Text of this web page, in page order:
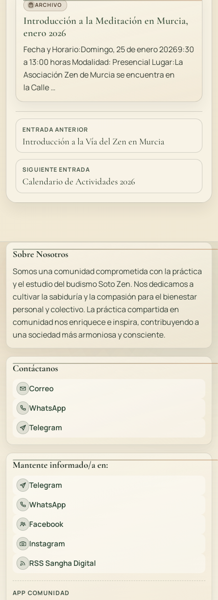
ARCHIVO
Introducción a la Meditación en Murcia,
enero 2026
Fecha y Horario:Domingo, 25 de enero 20269:30
a 13:00 horas Modalidad: Presencial Lugar:La
Asociación Zen de Murcia se encuentra en
la Calle …
ENTRADA ANTERIOR
Introducción a la Vía del Zen en Murcia
SIGUIENTE ENTRADA
Calendario de Actividades 2026
Sobre Nosotros
Somos una comunidad comprometida con la práctica
y el estudio del budismo Soto Zen. Nos dedicamos a
cultivar la sabiduría y la compasión para el bienestar
personal y colectivo. La práctica compartida en
comunidad nos enriquece e inspira, contribuyendo a
una sociedad más armoniosa y consciente.
Contáctanos
Correo
WhatsApp
Telegram
Mantente informado/a en:
Telegram
WhatsApp
Facebook
Instagram
RSS Sangha Digital
APP COMUNIDAD